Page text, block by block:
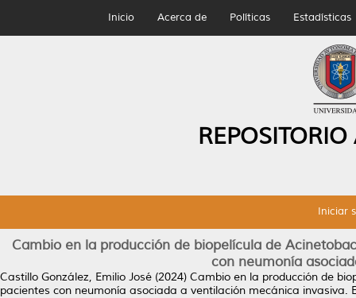
Inicio Acerca de Políticas Estadísticas
Iniciar
Cambio en la producción de biopelícula de
con neumonía
Castillo González, Emilio José (2024) Cambio en la producción de
pacientes con neumonía asociada a ventilación mecánica invasiva.